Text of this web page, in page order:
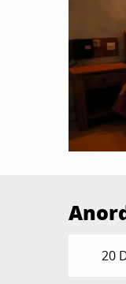
20